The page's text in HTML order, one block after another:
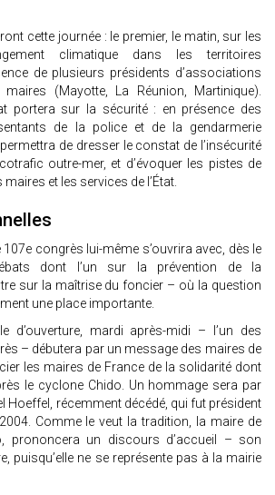
cette journée : le premier, le matin, sur les
climatique dans les territoires
de plusieurs présidents d’associations
maires (Mayotte, La Réunion, Martinique).
portera sur la sécurité : en présence des
de la police et de la gendarmerie
de dresser le constat de l’insécurité
outre-mer, et d’évoquer les pistes de
et les services de l’État.
congrès lui-même s’ouvrira avec, dès le
dont l’un sur la prévention de la
sur la maîtrise du foncier – où la question
une place importante.
d’ouverture, mardi après-midi – l’un des
– débutera par un message des maires de
les maires de France de la solidarité dont
le cyclone Chido. Un hommage sera par
Hoeffel, récemment décédé, qui fut président
Comme le veut la tradition, la maire de
prononcera un discours d’accueil – son
puisqu’elle ne se représente pas à la mairie